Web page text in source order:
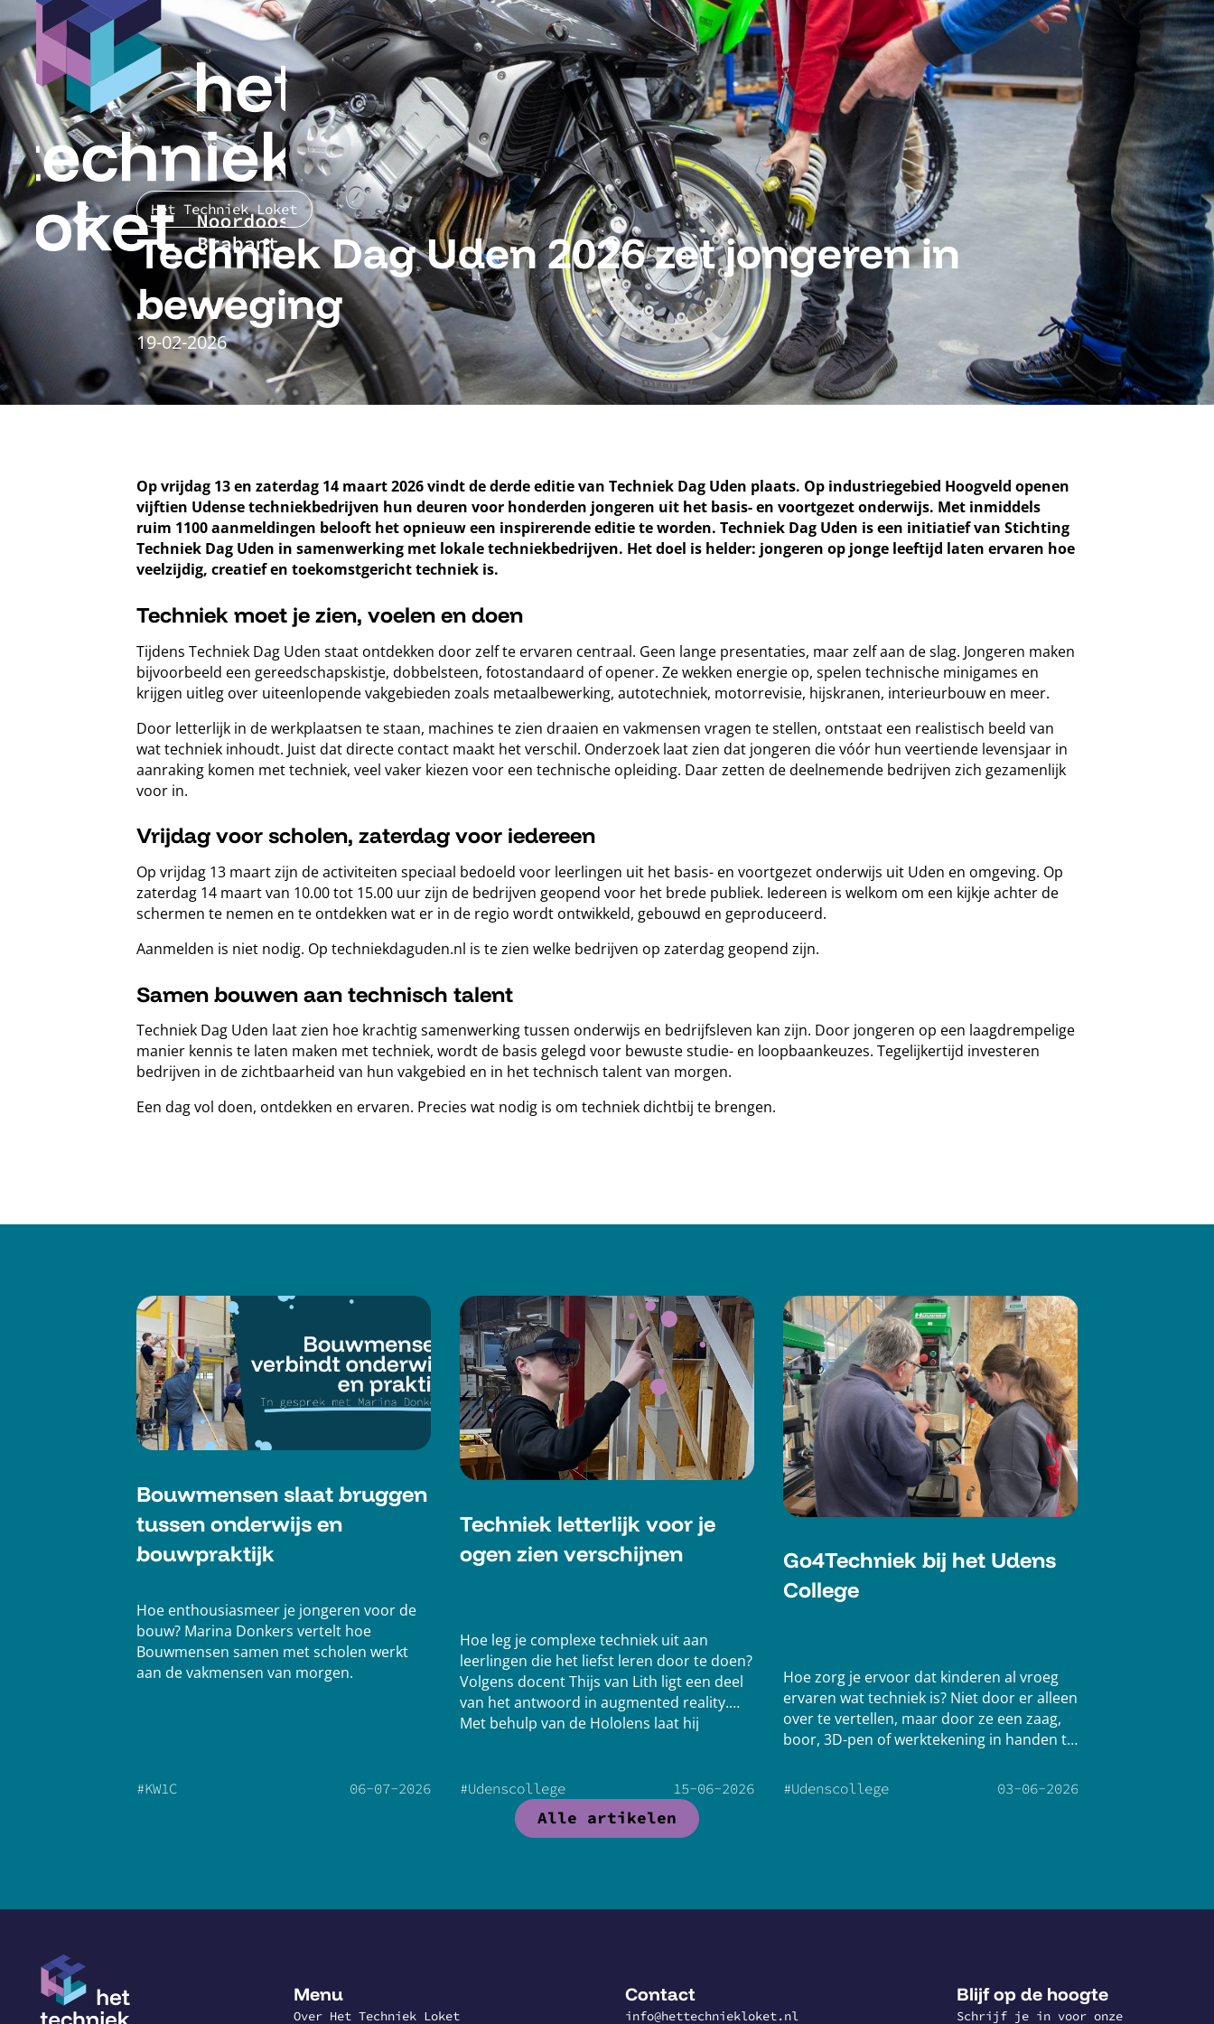
Het Techniek Loket
Techniek Dag Uden 2026 zet jongeren in
beweging
19-02-2026
Op vrijdag 13 en zaterdag 14 maart 2026 vindt de derde editie van Techniek Dag Uden plaats. Op industriegebied Hoogveld openen
vijftien Udense techniekbedrijven hun deuren voor honderden jongeren uit het basis- en voortgezet onderwijs. Met inmiddels
ruim 1100 aanmeldingen belooft het opnieuw een inspirerende editie te worden. Techniek Dag Uden is een initiatief van Stichting
Techniek Dag Uden in samenwerking met lokale techniekbedrijven. Het doel is helder: jongeren op jonge leeftijd laten ervaren hoe
veelzijdig, creatief en toekomstgericht techniek is.
Techniek moet je zien, voelen en doen
Tijdens Techniek Dag Uden staat ontdekken door zelf te ervaren centraal. Geen lange presentaties, maar zelf aan de slag. Jongeren maken
bijvoorbeeld een gereedschapskistje, dobbelsteen, fotostandaard of opener. Ze wekken energie op, spelen technische minigames en
krijgen uitleg over uiteenlopende vakgebieden zoals metaalbewerking, autotechniek, motorrevisie, hijskranen, interieurbouw en meer.
Door letterlijk in de werkplaatsen te staan, machines te zien draaien en vakmensen vragen te stellen, ontstaat een realistisch beeld van
wat techniek inhoudt. Juist dat directe contact maakt het verschil. Onderzoek laat zien dat jongeren die vóór hun veertiende levensjaar in
aanraking komen met techniek, veel vaker kiezen voor een technische opleiding. Daar zetten de deelnemende bedrijven zich gezamenlijk
voor in.
Vrijdag voor scholen, zaterdag voor iedereen
Op vrijdag 13 maart zijn de activiteiten speciaal bedoeld voor leerlingen uit het basis- en voortgezet onderwijs uit Uden en omgeving. Op
zaterdag 14 maart van 10.00 tot 15.00 uur zijn de bedrijven geopend voor het brede publiek. Iedereen is welkom om een kijkje achter de
schermen te nemen en te ontdekken wat er in de regio wordt ontwikkeld, gebouwd en geproduceerd.
Aanmelden is niet nodig. Op techniekdaguden.nl is te zien welke bedrijven op zaterdag geopend zijn.
Samen bouwen aan technisch talent
Techniek Dag Uden laat zien hoe krachtig samenwerking tussen onderwijs en bedrijfsleven kan zijn. Door jongeren op een laagdrempelige
manier kennis te laten maken met techniek, wordt de basis gelegd voor bewuste studie- en loopbaankeuzes. Tegelijkertijd investeren
bedrijven in de zichtbaarheid van hun vakgebied en in het technisch talent van morgen.
Een dag vol doen, ontdekken en ervaren. Precies wat nodig is om techniek dichtbij te brengen.
Bouwmensen slaat bruggen
tussen onderwijs en
bouwpraktijk
Hoe enthousiasmeer je jongeren voor de
bouw? Marina Donkers vertelt hoe
Bouwmensen samen met scholen werkt
aan de vakmensen van morgen.
06-07-2026
#KW1C
Techniek letterlijk voor je
ogen zien verschijnen
Hoe leg je complexe techniek uit aan
leerlingen die het liefst leren door te doen?
Volgens docent Thijs van Lith ligt een deel
van het antwoord in augmented reality.
Met behulp van de Hololens laat hij
15-06-2026
#Udenscollege
Go4Techniek bij het Udens
College
Hoe zorg je ervoor dat kinderen al vroeg
ervaren wat techniek is? Niet door er alleen
over te vertellen, maar door ze een zaag,
boor, 3D-pen of werktekening in handen te
jarenlang met Go4techniek
03-06-2026
#Udenscollege
Alle artikelen
Menu
Over Het Techniek Loket
Contact
info@hettechniekloket.nl
Blijf op de hoogte
Schrijf je in voor onze